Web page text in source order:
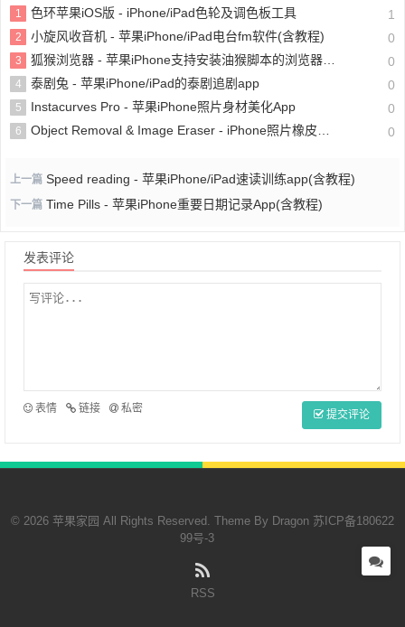
1 色环苹果iOS版 - iPhone/iPad色轮及调色板工具 1
2 小旋风收音机 - 苹果iPhone/iPad电台fm软件(含教程) 0
3 狐猴浏览器 - 苹果iPhone支持安装油猴脚本的浏览器(含教程) 0
4 泰剧兔 - 苹果iPhone/iPad的泰剧追剧app 0
5 Instacurves Pro - 苹果iPhone照片身材美化App 0
6 Object Removal & Image Eraser - iPhone照片橡皮擦app 0
上一篇 Speed reading - 苹果iPhone/iPad速读训练app(含教程)
下一篇 Time Pills - 苹果iPhone重要日期记录App(含教程)
发表评论
表情 链接 私密 提交评论
© 2026 苹果家园 All Rights Reserved. Theme By Dragon 苏ICP备180622
99号-3
RSS